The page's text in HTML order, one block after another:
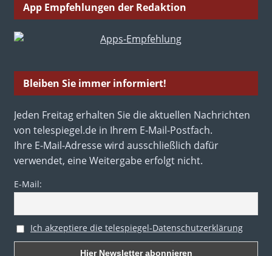
App Empfehlungen der Redaktion
Bleiben Sie immer informiert!
Jeden Freitag erhalten Sie die aktuellen Nachrichten
von telespiegel.de in Ihrem E-Mail-Postfach.
Ihre E-Mail-Adresse wird ausschließlich dafür
verwendet, eine Weitergabe erfolgt nicht.
E-Mail:
Ich akzeptiere die telespiegel-Datenschutzerklärung